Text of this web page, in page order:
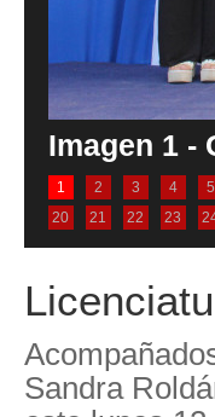
Imagen 1 -
1 2 3 4 5
20
21 22 23
Sandra